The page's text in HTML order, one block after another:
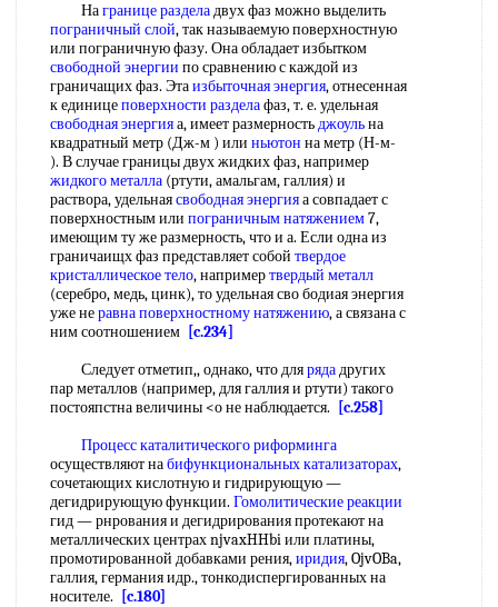
Награнице разделадвух фаз можно выделить
пограничный слой, так называемую поверхностную
или пограничную фазу. Она обладает избытком
свободной энергии по сравнению с каждой из
граничащих фаз. Этаизбыточная энергия, отнесенная
к единицеповерхности разделафаз, т. е. удельная
свободная энергияа, имеет размерностьджоульна
квадратный метр (Дж-м ) или ньютон на метр (Н-м-
). В случае границы двух жидких фаз, например
жидкого металла (ртути, амальгам, галлия) и
раствора, удельнаясвободная энергияа совпадает с
поверхностным или пограничным натяжением7,
имеющим ту же размерность, что и а. Если одна из
граничаищх фаз представляет собой твердое
кристаллическое тело, напримертвердый металл
(серебро, медь, цинк), то удельная сво бодиая энергия
уже неравнаповерхностному натяжению, а связана с
ним соотношением [c.234]
Следует отметип,, однако, что длярядадругих
пар металлов (например, для галлия и ртути) такого
постояпстна величины <о не наблюдается.
[c.258]
Процесс каталитического риформинга
осуществляют набифункциональных катализаторах,
сочетающих кислотную и гидрирующую —
дегидрирующую функции. Гомолитические реакции
гид — рнрования и дегидрирования протекают на
металлических центрах njvaxHHbi или платины,
промотированной добавками рения,иридия, OjvOBa,
галлия, германия идр., тонкодиспергированных на
носителе.
[c.180]